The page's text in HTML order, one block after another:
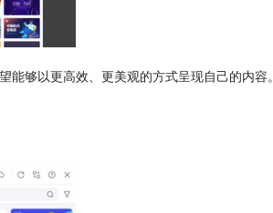
够以更高效、更美观的方式呈现自己的内